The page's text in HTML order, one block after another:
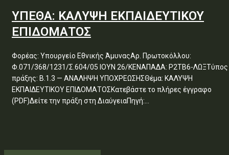
ΥΠΕΘΑ: ΚΑΛΥΨΗ ΕΚΠΑΙΔΕΥΤΙΚΟΥ
ΕΠΙΔΟΜΑΤΟΣ
Φορέας: Υπουργείο Εθνικής ΆμυναςΑρ. Πρωτοκόλλου:
Φ.071/368/1231/Σ.604/05 ΙΟΥΝ 26/ΚΕΝΑΠΑΔΑ: Ρ2ΤΒ6-ΛΩΞΤύπος
πράξης: Β.1.3 — ΑΝΑΛΗΨΗ ΥΠΟΧΡΕΩΣΗΣΘέμα: ΚΑΛΥΨΗ
ΕΚΠΑΙΔΕΥΤΙΚΟΥ ΕΠΙΔΟΜΑΤΟΣΚατεβάστε το πλήρες έγγραφο
(PDF)Δείτε την πράξη στη ΔιαύγειαΠηγή:...